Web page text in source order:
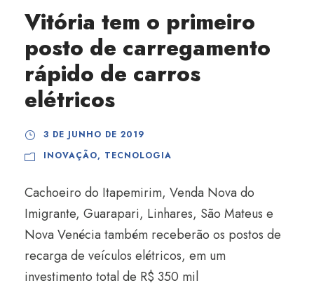
Vitória tem o primeiro
posto de carregamento
rápido de carros
elétricos
3 DE JUNHO DE 2019
INOVAÇÃO, TECNOLOGIA
Cachoeiro do Itapemirim, Venda Nova do
Imigrante, Guarapari, Linhares, São Mateus e
Nova Venécia também receberão os postos de
recarga de veículos elétricos, em um
investimento total de R$ 350 mil